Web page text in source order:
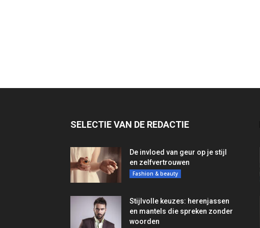
SELECTIE VAN DE REDACTIE
De invloed van geur op je stijl
en zelfvertrouwen
Fashion & beauty
Stijlvolle keuzes: herenjassen
en mantels die spreken zonder
woorden